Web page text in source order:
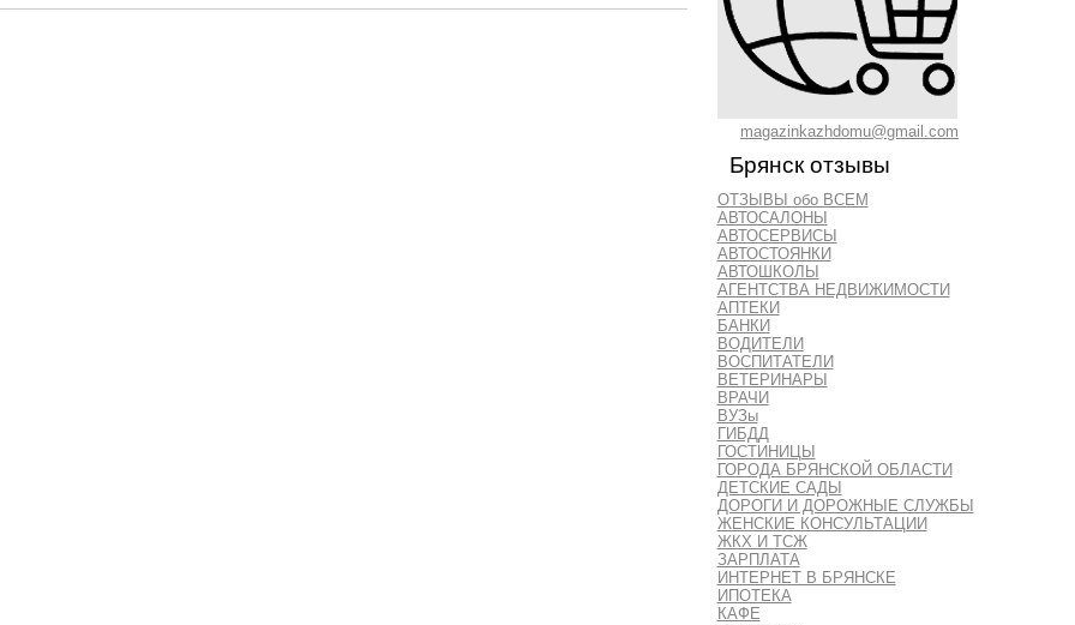
magazinkazhdomu@gmail.com
Брянск отзывы
ОТЗЫВЫ обо ВСЕМ
АВТОСАЛОНЫ
АВТОСЕРВИСЫ
АВТОСТОЯНКИ
АВТОШКОЛЫ
АГЕНТСТВА НЕДВИЖИМОСТИ
АПТЕКИ
БАНКИ
ВОДИТЕЛИ
ВОСПИТАТЕЛИ
ВЕТЕРИНАРЫ
ВРАЧИ
ВУЗы
ГИБДД
ГОСТИНИЦЫ
ГОРОДА БРЯНСКОЙ ОБЛАСТИ
ДЕТСКИЕ САДЫ
ДОРОГИ И ДОРОЖНЫЕ СЛУЖБЫ
ЖЕНСКИЕ КОНСУЛЬТАЦИИ
ЖКХ И ТСЖ
ЗАРПЛАТА
ИНТЕРНЕТ В БРЯНСКЕ
ИПОТЕКА
КАФЕ